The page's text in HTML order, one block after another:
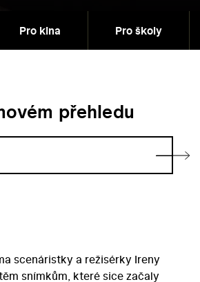
Pro kina Pro školy
přehledu
scenáristky a režisérky Ireny
snímkům, které sice začaly